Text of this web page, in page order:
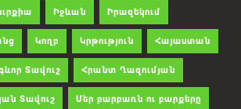
Իջևան Իրազեկում
Կողբ Կրթություն Հայաստան
Տավուշ Հրանտ Ղազումյան
Տավուշ Մեր բարբառն ու բարքերը